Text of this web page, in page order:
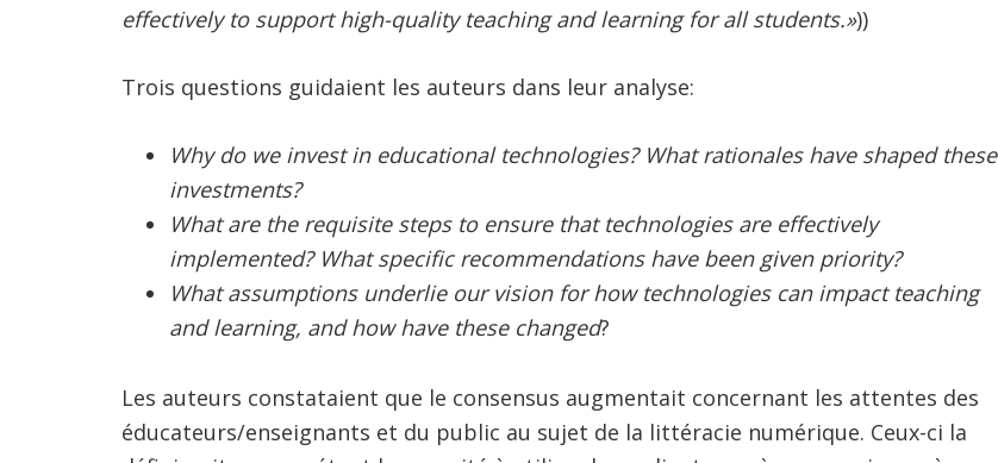
effectively to support high-quality teaching and learning for all students.»))
Trois questions guidaient les auteurs dans leur analyse:
Why do we invest in educational technologies? What rationales have shaped these
investments?
What are the requisite steps to ensure that technologies are effectively
implemented? What specific recommendations have been given priority?
What assumptions underlie our vision for how technologies can impact teaching
and learning, and how have these changed?
Les auteurs constataient que le consensus augmentait concernant les attentes des
éducateurs/enseignants et du public au sujet de la littéracie numérique. Ceux-ci la